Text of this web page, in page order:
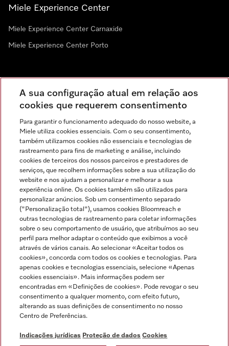
Miele Experience Center
Miele Experience Center Carnaxide
Miele Experience Center Porto
Indicações jurídicas
Condições gerais
Proteção de dados
Condições de utilização
Canal de Ética
Formulário de livre resolução
Miele no Instagram
Miele no Facebook
Miele no Youtube
A sua configuração atual em relação aos
cookies que requerem consentimento
Para garantir o funcionamento adequado do nosso website, a
Miele utiliza cookies essenciais. Com o seu consentimento,
também utilizamos cookies não essenciais e tecnologias de
rastreamento para fins de marketing e análise, incluindo
cookies de terceiros dos nossos parceiros e prestadores de
serviços, que recolhem informações sobre a sua utilização do
website e nos ajudam a personalizar e melhorar a sua
experiência online. Os cookies também são utilizados para
personalizar anúncios. Sob um consentimento separado
("Personalização total"), usamos cookies Bloomreach e
outras tecnologias de rastreamento para coletar informações
sobre o seu comportamento de usuário, que atribuímos ao seu
perfil para melhor adaptar o conteúdo que exibimos a você
através de vários canais. Ao selecionar «Aceitar todos os
cookies», concorda com todos os cookies e tecnologias. Para
apenas cookies e tecnologias essenciais, selecione «Apenas
cookies essenciais». Mais informações podem ser
encontradas em «Definições de cookies». Pode revogar o seu
consentimento a qualquer momento, com efeito futuro,
alterando as suas definições de consentimento no nosso
Centro de Preferências.
Indicações jurídicas Proteção de dados Cookies